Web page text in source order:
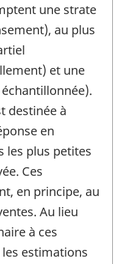
une strate
au plus
et une
destinée à
en
les plus petites
Ces
en principe, au
Au lieu
à ces
estimations